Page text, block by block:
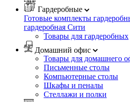
Гардеробные
Готовые комплекты
гардеробная Сити
Товары для гардеробных
Домашний офис
Товары для домашнего
Письменные столы
Компьютерные столы
Шкафы и пеналы
Стеллажи и полки